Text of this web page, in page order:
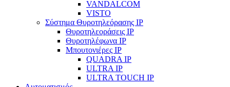
VANDALCOM
VISTO
Σύστημα Θυροτηλεόρασης IP
Θυροτηλεοράσεις IP
Θυροτηλέφωνα IP
Μπουτονιέρες IP
QUADRA IP
ULTRA IP
ULTRA TOUCH IP